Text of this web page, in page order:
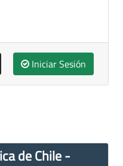
Iniciar Sesión
de Chile -